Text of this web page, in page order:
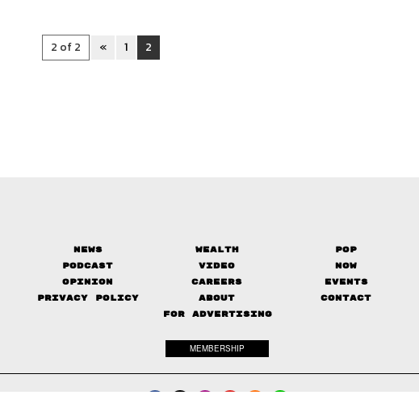
2 of 2 « 1 2
News Wealth
Pop
Podcast
Video
Now
Opinion
Careers
Events
Privacy Policy
About
Contact
FOR ADVERTISING
MEMBERSHIP